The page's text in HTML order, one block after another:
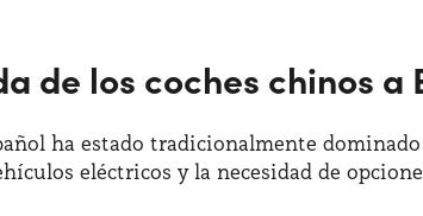
de los coches chinos a
ha estado tradicionalmente
eléctricos y la necesidad de